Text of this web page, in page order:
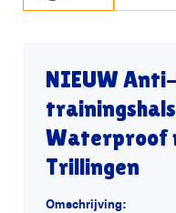
NIEUW
Waterproof
Trillingen
Omschrijving: